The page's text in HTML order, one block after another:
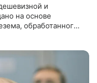
и
на основе
обработанного